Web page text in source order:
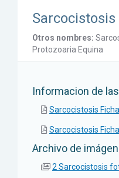
Sarcocistosis
Otros nombres:
Protozoaria Equina
Informacion de
Sarcocistosis
Sarcocistosis
Archivo de
2 Sarcocistosis